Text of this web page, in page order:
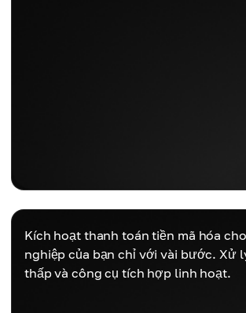
Kích hoạt thanh toán tiền mã hóa
nghiệp của bạn chỉ với vài bước. Xử
thấp và công cụ tích hợp linh hoạt.